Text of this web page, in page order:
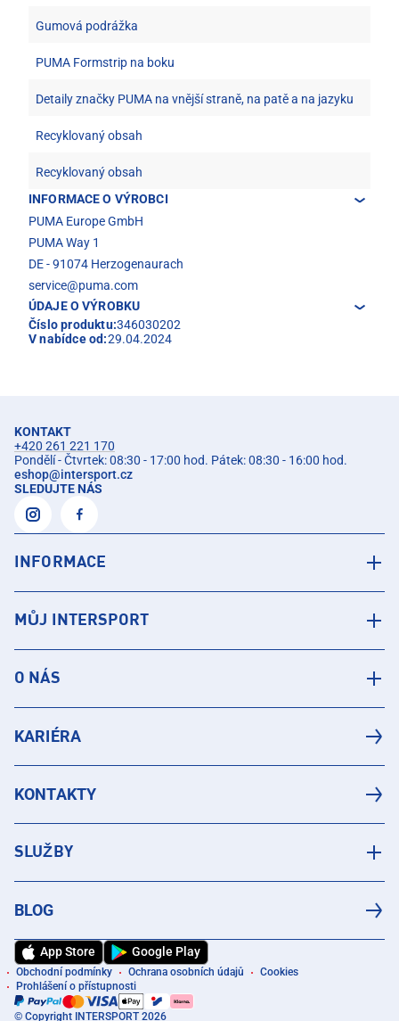
Gumová podrážka
PUMA Formstrip na boku
Detaily značky PUMA na vnější straně, na patě a na jazyku
Recyklovaný obsah
Recyklovaný obsah
INFORMACE O VÝROBCI
PUMA Europe GmbH
PUMA Way 1
DE - 91074 Herzogenaurach
service@puma.com
ÚDAJE O VÝROBKU
Číslo produktu:346030202
V nabídce od:29.04.2024
KONTAKT
+420 261 221 170
Pondělí - Čtvrtek: 08:30 - 17:00 hod. Pátek: 08:30 - 16:00 hod.
eshop@intersport.cz
SLEDUJTE NÁS
INFORMACE
MŮJ INTERSPORT
O NÁS
KARIÉRA
KONTAKTY
SLUŽBY
BLOG
App Store Google Play
Obchodní podmínky Ochrana osobních údajů
Cookies
Prohlášení o přístupnosti
© Copyright INTERSPORT 2026